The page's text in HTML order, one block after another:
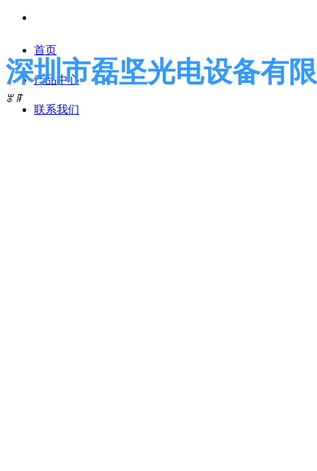
首页
产品中心
联系我们
深圳市磊坚光电设备有
ꂃ ꁹ